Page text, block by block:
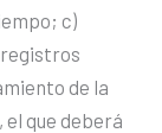
c)
de la
que deberá